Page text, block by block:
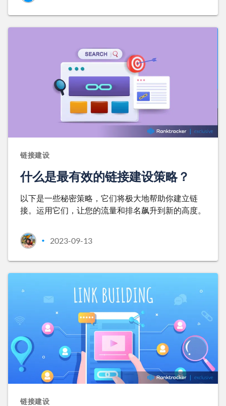
链接建设
什么是最有效的链接建设策略？
以下是一些秘密策略，它们将极大地帮助你建立链
接。运用它们，让您的流量和排名飙升到新的高度。
• 2023-09-13
链接建设